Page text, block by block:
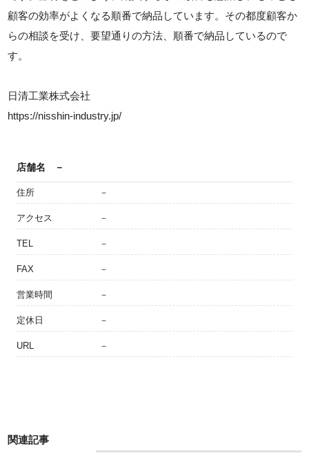
顧客の効率がよくなる順番で納品しています。その都度顧客か
らの相談を受け、要望通りの方法、順番で納品しているので
す。
日清工業株式会社
https://nisshin-industry.jp/
店舗名 －
住所 －
アクセス －
TEL －
FAX －
営業時間 －
定休日 －
URL －
関連記事